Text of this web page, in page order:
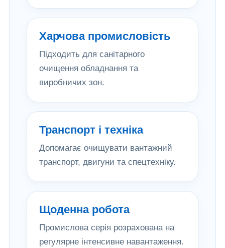
Харчова промисловість
Підходить для санітарного
очищення обладнання та
виробничих зон.
Транспорт і техніка
Допомагає очищувати вантажний
транспорт, двигуни та спецтехніку.
Щоденна робота
Промислова серія розрахована на
регулярне інтенсивне навантаження.